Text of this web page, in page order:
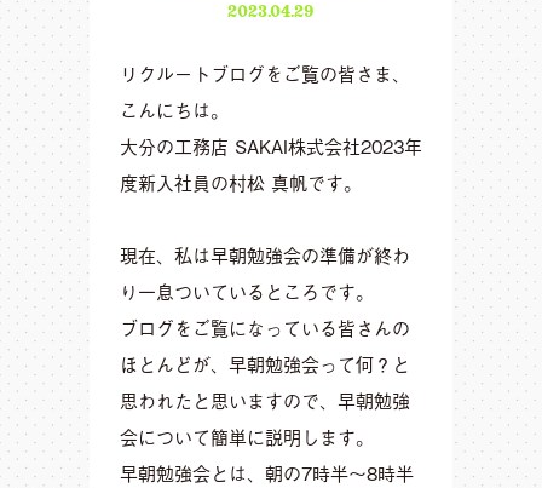
2023.04.29
リクルートブログをご覧の皆さま、
こんにちは。
大分の工務店 SAKAI株式会社2023年
度新入社員の村松 真帆です。
現在、私は早朝勉強会の準備が終わ
り一息ついているところです。
ブログをご覧になっている皆さんの
ほとんどが、早朝勉強会って何？と
思われたと思いますので、早朝勉強
会について簡単に説明します。
早朝勉強会とは、朝の7時半〜8時半